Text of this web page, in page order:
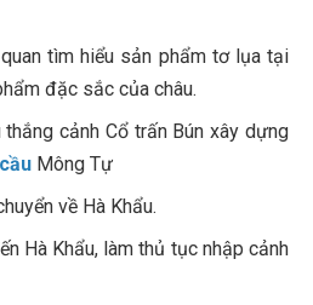
tìm hiểu sản phẩm tơ lụa tại
đặc sắc của châu.
cảnh Cổ trấn Bún xây dựng
Mông Tự
về Hà Khẩu.
Hà Khẩu, làm thủ tục nhập cảnh